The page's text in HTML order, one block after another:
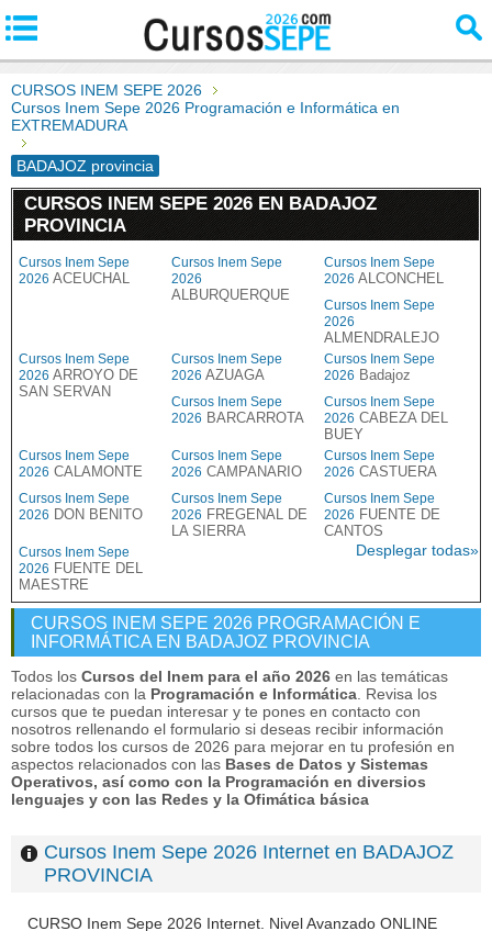
CURSOS INEM SEPE 2026
Cursos Inem Sepe 2026 Programación e Informática en
EXTREMADURA
BADAJOZ provincia
CURSOS INEM SEPE 2026 EN BADAJOZ
PROVINCIA
Cursos Inem Sepe
2026 ACEUCHAL
Cursos Inem Sepe
2026
ALBURQUERQUE
Cursos Inem Sepe
2026 ALCONCHEL
Cursos Inem Sepe
2026
ALMENDRALEJO
Cursos Inem Sepe
2026 ARROYO DE
SAN SERVAN
Cursos Inem Sepe
2026 AZUAGA
Cursos Inem Sepe
2026 Badajoz
Cursos Inem Sepe
2026 BARCARROTA
Cursos Inem Sepe
2026 CABEZA DEL
BUEY
Cursos Inem Sepe
2026 CALAMONTE
Cursos Inem Sepe
2026 CAMPANARIO
Cursos Inem Sepe
2026 CASTUERA
Cursos Inem Sepe
2026 DON BENITO
Cursos Inem Sepe
2026 FREGENAL DE
LA SIERRA
Cursos Inem Sepe
2026 FUENTE DE
CANTOS
Cursos Inem Sepe
2026 FUENTE DEL
MAESTRE
Desplegar todas»
CURSOS INEM SEPE 2026 PROGRAMACIÓN E
INFORMÁTICA EN BADAJOZ PROVINCIA
Todos los Cursos del Inem para el año 2026 en las temáticas
relacionadas con la Programación e Informática . Revisa los
cursos que te puedan interesar y te pones en contacto con
nosotros rellenando el formulario si deseas recibir información
sobre todos los cursos de 2026 para mejorar en tu profesión en
aspectos relacionados con las Bases de Datos y Sistemas
Operativos, así como con la Programación en diversios
lenguajes y con las Redes y la Ofimática básica
Cursos Inem Sepe 2026 Internet en BADAJOZ
PROVINCIA
CURSO Inem Sepe 2026 Internet. Nivel Avanzado ONLINE